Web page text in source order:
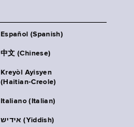
Español (Spanish)
中文 (Chinese)
Kreyòl Ayisyen
(Haitian-Creole)
Italiano (Italian)
אידיש (Yiddish)